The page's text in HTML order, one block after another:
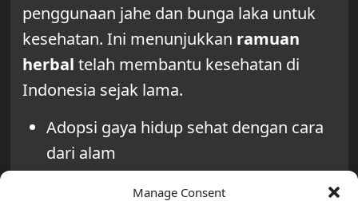
Manage Consent
penggunaan jahe dan bunga laka untuk
kesehatan. Ini menunjukkan ramuan
herbal telah membantu kesehatan di
Indonesia sejak lama.
Adopsi gaya hidup sehat dengan cara
dari alam
ramuan herbal